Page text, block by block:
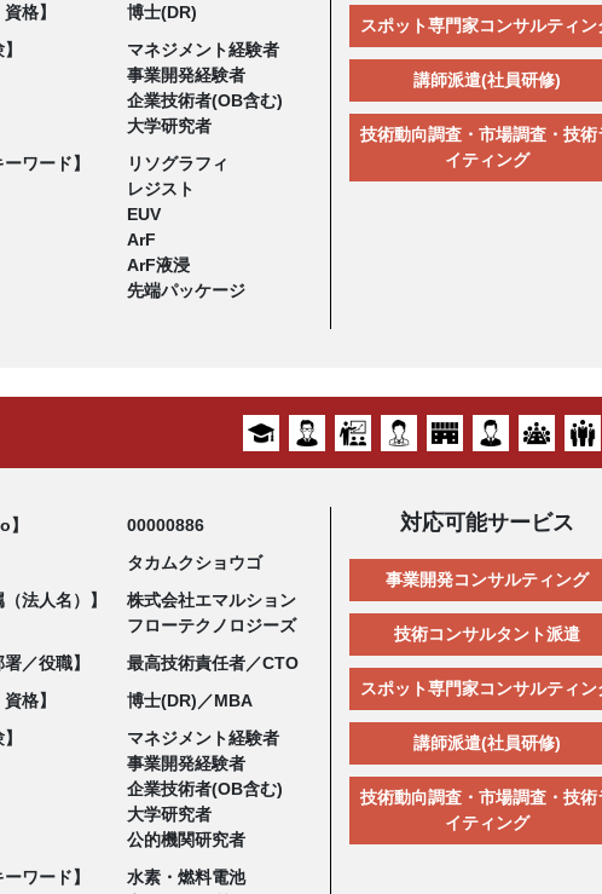
資格】
博士(DR)
マネジメント経験者
事業開発経験者
企業技術者(OB含む)
大学研究者
ーワード】
リソグラフィ
レジスト
EUV
ArF
ArF液浸
先端パッケージ
スポット専門家コンサルティン
講師派遣(社員研修)
技術動向調査・市場調査・技術
イティング
】
00000886
タカムクショウゴ
（法人名）】
株式会社エマルション
フローテクノロジーズ
署／役職】
最高技術責任者／CTO
資格】
博士(DR)／MBA
マネジメント経験者
事業開発経験者
企業技術者(OB含む)
大学研究者
公的機関研究者
ーワード】
水素・燃料電池
対応可能サービス
事業開発コンサルティング
技術コンサルタント派遣
スポット専門家コンサルティン
講師派遣(社員研修)
技術動向調査・市場調査・技術
イティング